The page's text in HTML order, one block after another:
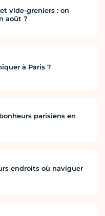
vide-greniers : on
août ?
à Paris ?
parisiens en
endroits où naviguer